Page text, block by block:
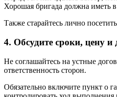
Хорошая бригада должна иметь
Также старайтесь лично
4. Обсудите сроки, цену и
Не соглашайтесь на устные
ответственность сторон.
Обязательно включите пункт о